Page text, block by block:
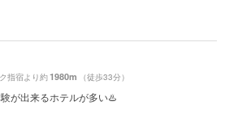
指宿より約1980m （徒歩33分）
が出来るホテルが多い♨️